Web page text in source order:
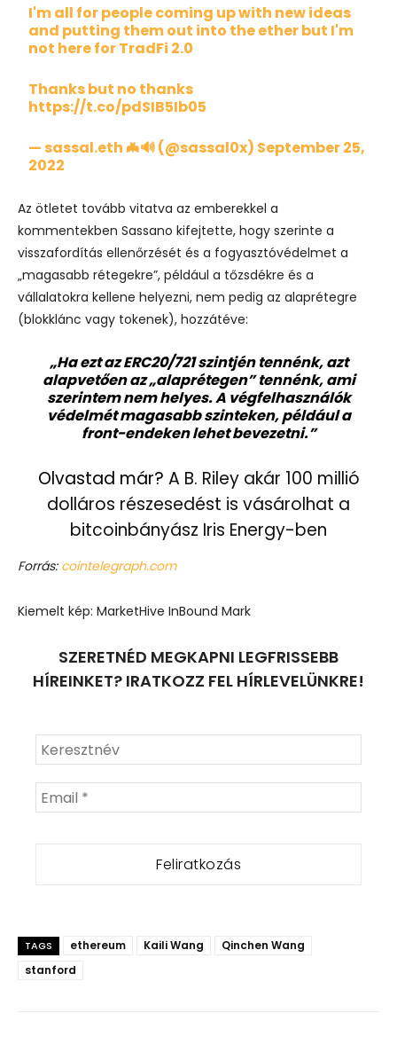
I'm all for people coming up with new ideas
and putting them out into the ether but I'm
not here for TradFi 2.0
Thanks but no thanks
https://t.co/pdSIB5Ib05
— sassal.eth 🦇🔊 (@sassal0x) September 25,
2022
Az ötletet tovább vitatva az emberekkel a
kommentekben Sassano kifejtette, hogy szerinte a
visszafordítás ellenőrzését és a fogyasztóvédelmet a
„magasabb rétegekre”, például a tőzsdékre és a
vállalatokra kellene helyezni, nem pedig az alaprétegre
(blokklánc vagy tokenek), hozzátéve:
„Ha ezt az ERC20/721 szintjén tennénk, azt
alapvetően az „alaprétegen” tennénk, ami
szerintem nem helyes. A végfelhasználók
védelmét magasabb szinteken, például a
front-endeken lehet bevezetni.”
Olvastad már? A B. Riley akár 100 millió
dolláros részesedést is vásárolhat a
bitcoinbányász Iris Energy-ben
Forrás: cointelegraph.com
Kiemelt kép: MarketHive InBound Mark
SZERETNÉD MEGKAPNI LEGFRISSEBB
HÍREINKET? IRATKOZZ FEL HÍRLEVELÜNKRE!
TAGS ethereum Kaili Wang
Qinchen Wang
stanford